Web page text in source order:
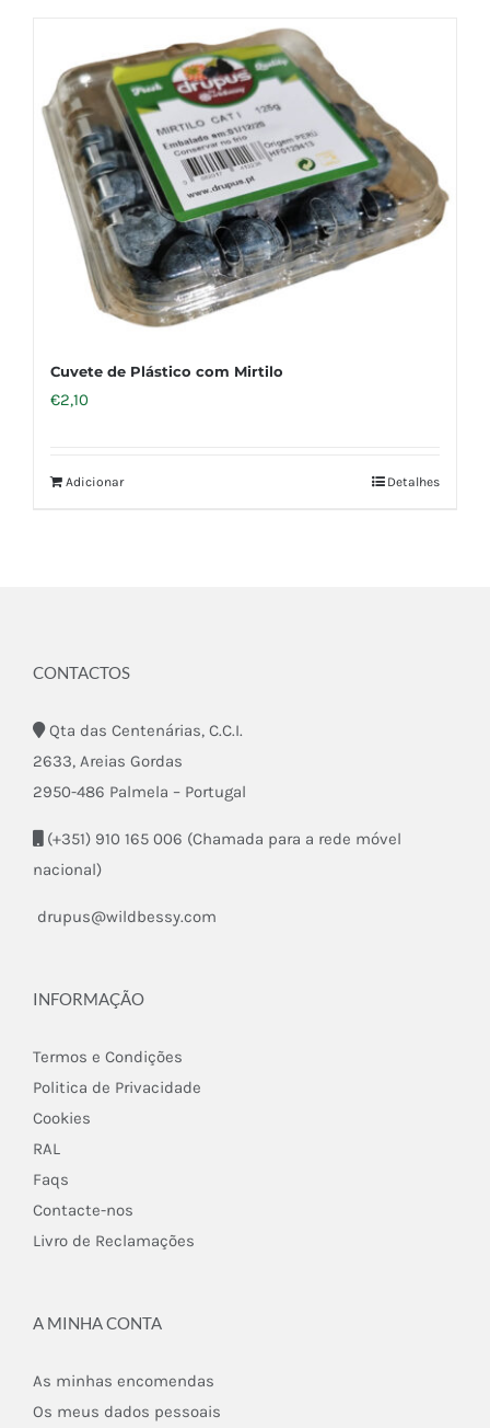
Cuvete de Plástico com Mirtilo
€2,10
Adicionar Detalhes
CONTACTOS
Qta das Centenárias, C.C.I.
2633, Areias Gordas
2950-486 Palmela – Portugal
(+351) 910 165 006 (Chamada para a rede móvel
nacional)
drupus@wildbessy.com
INFORMAÇÃO
Termos e Condições
Politica de Privacidade
Cookies
RAL
Faqs
Contacte-nos
Livro de Reclamações
A MINHA CONTA
As minhas encomendas
Os meus dados pessoais